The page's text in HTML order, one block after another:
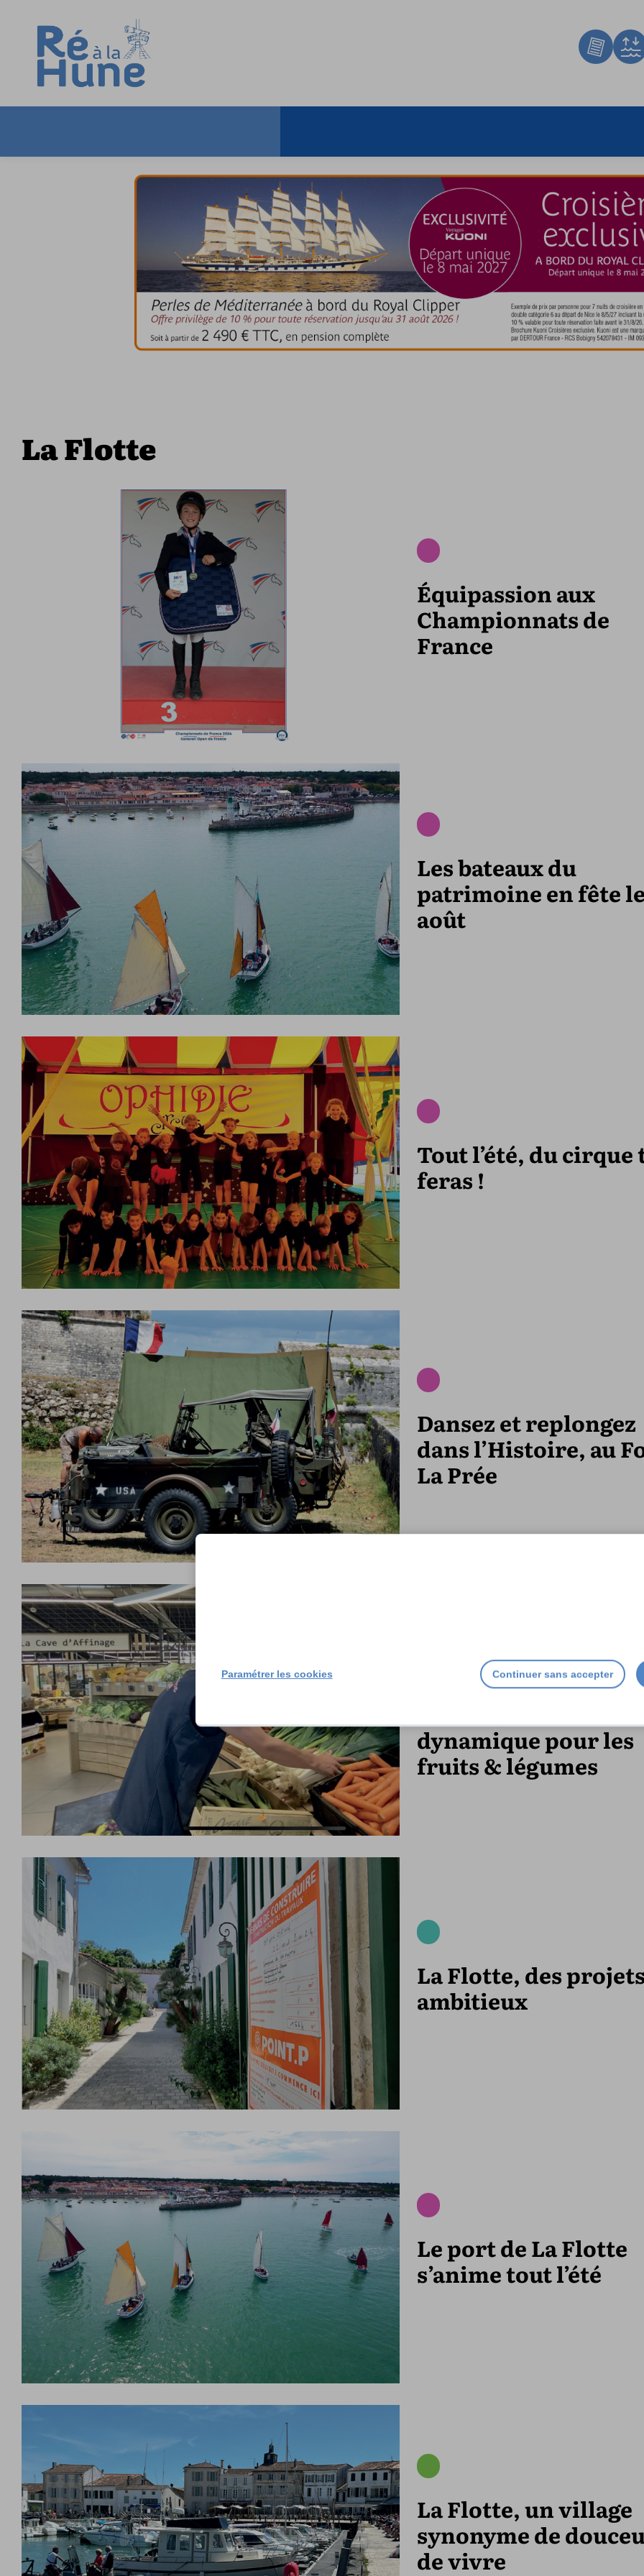
La Flotte
Équipassion aux
Championnats de
France
Les bateaux du
patrimoine en fête
août
Tout l’été, du cirque
feras !
Dansez et replongez
dans l’Histoire, au
La Prée
Intermarché Saint-
Martin de Ré :
dynamique pour les
fruits & légumes
La Flotte, des
ambitieux
Le port de La Flotte
s’anime tout l’été
La Flotte, un village
synonyme de
de vivre
Continuer sans accepter
Paramétrer les cookies